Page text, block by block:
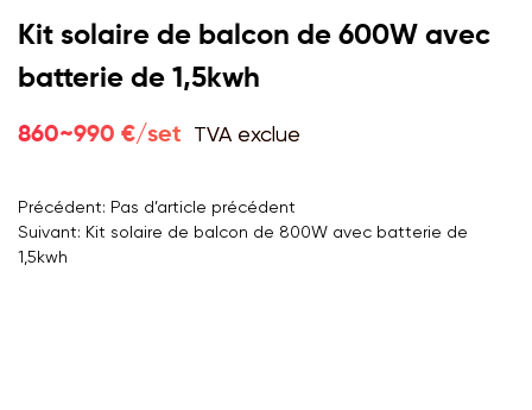
Kit solaire de balcon de 600W avec
batterie de 1,5kwh
860~990 €/set TVA exclue
Précédent: Pas d’article précédent
Suivant: Kit solaire de balcon de 800W avec batterie de
1,5kwh